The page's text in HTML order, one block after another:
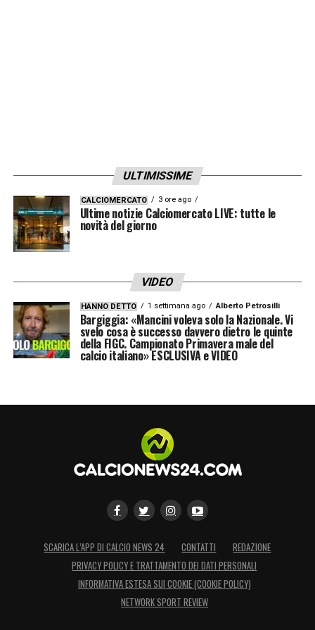
ULTIMISSIME
CALCIOMERCATO 3 ore ago
Ultime notizie Calciomercato LIVE: tutte le
novità del giorno
VIDEO
HANNO DETTO 1 settimana ago Alberto Petrosilli
Bargiggia: «Mancini voleva solo la Nazionale. Vi
svelo cosa è successo davvero dietro le quinte
della FIGC. Campionato Primavera male del
calcio italiano» ESCLUSIVA e VIDEO
SCARICA L’APP DI CALCIO NEWS 24 CONTATTI
REDAZIONE
PRIVACY POLICY E TRATTAMENTO DEI DATI PERSONALI
INFORMATIVA ESTESA SUI COOKIE (COOKIE POLICY)
NETWORK SPORT REVIEW